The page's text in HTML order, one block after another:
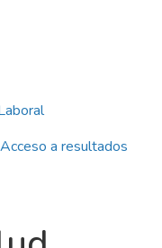
Acceso a resultados